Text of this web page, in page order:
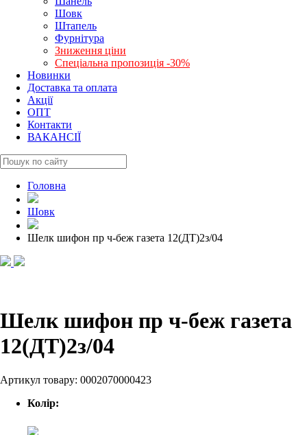
Шовк
Штапель
Фурнітура
Зниження ціни
Спеціальна пропозиція -30%
Новинки
Доставка та оплата
Акції
ОПТ
Контакти
ВАКАНСІЇ
Головна
Шовк
Шелк шифон пр ч-беж газета 12(ДТ)2з/04
Шелк шифон пр ч-беж газета
12(ДТ)2з/04
Артикул товару: 0002070000423
Колір: